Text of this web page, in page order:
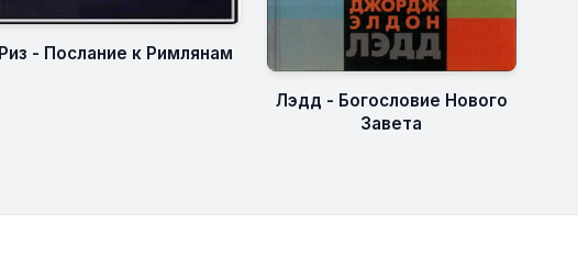
Риз - Послание к Римлянам
Лэдд - Богословие Нового
Завета